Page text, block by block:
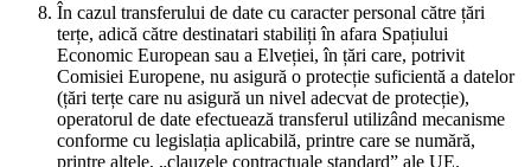
În cazul transferului de date cu caracter personal către țări
terțe, adică către destinatari stabiliți în afara Spațiului
Economic European sau a Elveției, în țări care, potrivit
Comisiei Europene, nu asigură o protecție suficientă a datelor
(țări terțe care nu asigură un nivel adecvat de protecție),
operatorul de date efectuează transferul utilizând mecanisme
conforme cu legislația aplicabilă, printre care se numără,
printre altele, „clauzele contractuale standard” ale UE.